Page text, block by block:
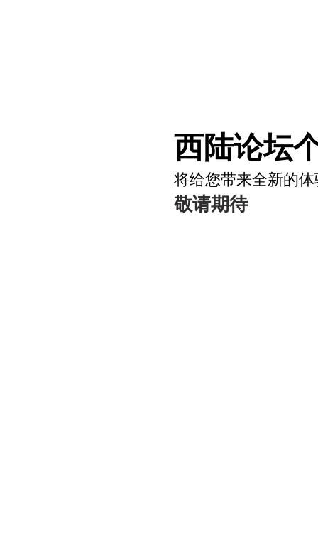
西陆论坛
将给您带来全新的体
敬请期待